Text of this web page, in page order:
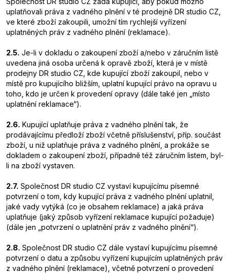
uplatňovali práva z vadného plnění v té prodejně DR studio CZ,
ve které zboží zakoupili, umožní tím rychlejší vyřízení
uplatněných práv z vadného plnění (reklamace).
2.5. Je-li v dokladu o zakoupení zboží a/nebo v záručním listě
uvedena jiná osoba určená k opravě zboží, která je v místě
prodejny DR studio CZ, kde kupující zboží zakoupil, nebo v
místě pro kupujícího bližším, uplatní kupující právo na opravu u
toho, kdo je určen k provedení opravy (dále také jen „místo
uplatnění reklamace“).
2.6. Kupující uplatňuje práva z vadného plnění tak, že
prodávajícímu předloží zboží včetně příslušenství, příp. součást
zboží, u niž uplatňuje práva z vadného plnění, a prokáže se
dokladem o zakoupení zboží, případně též záručním listem, byl-
li na zboží vystaven.
2.7. Společnost DR studio CZ vystaví kupujícímu písemné
potvrzení o tom, kdy kupující práva z vadného plnění uplatnil,
jaké vady vytýká (co je obsahem reklamace) a jaká práva
uplatňuje (jaký způsob vyřízení reklamace kupující požaduje)
(dále jen „potvrzení o uplatnění práv z vadného plnění“).
2.8. Společnost DR studio CZ dále vystaví kupujícímu písemné
potvrzení o datu a způsobu vyřízení kupujícím uplatněných práv
z vadného plnění (reklamace), včetně potvrzení o provedení